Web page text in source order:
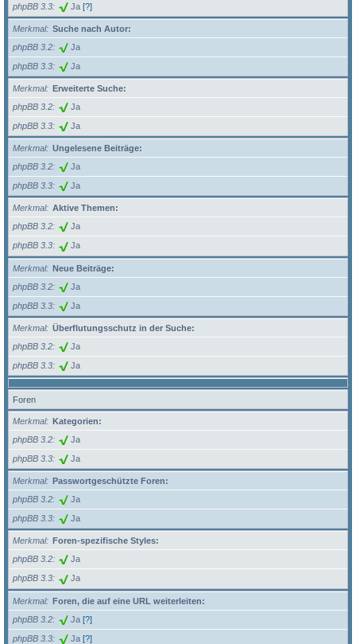
phpBB 3.3 Ja [?]
Merkmal
Suche nach Autor:
phpBB 3.2
Ja
phpBB 3.3 Ja
Merkmal
Erweiterte Suche:
phpBB 3.2
Ja
phpBB 3.3 Ja
Merkmal
Ungelesene Beiträge:
phpBB 3.2
Ja
phpBB 3.3 Ja
Merkmal
Aktive Themen:
phpBB 3.2
Ja
phpBB 3.3 Ja
Merkmal
Neue Beiträge:
phpBB 3.2
Ja
phpBB 3.3 Ja
Merkmal
Überflutungsschutz in der Suche:
phpBB 3.2
Ja
phpBB 3.3 Ja
Foren
Merkmal
Kategorien:
phpBB 3.2
Ja
phpBB 3.3 Ja
Merkmal
Passwortgeschützte Foren:
phpBB 3.2
Ja
phpBB 3.3 Ja
Merkmal
Foren-spezifische Styles:
phpBB 3.2
Ja
phpBB 3.3 Ja
Merkmal
Foren, die auf eine URL weiterleiten:
phpBB 3.2
Ja [?]
phpBB 3.3 Ja [?]